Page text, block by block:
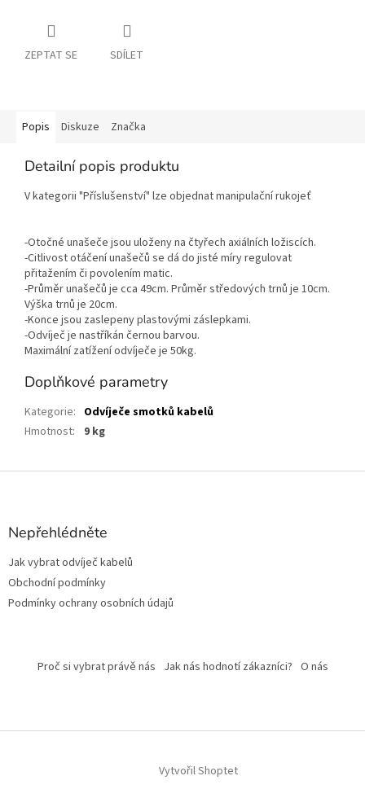
ZEPTAT SE SDÍLET
Popis Diskuze Značka
Detailní popis produktu
V kategorii "Příslušenství" lze objednat manipulační rukojeť
-Otočné unašeče jsou uloženy na čtyřech axiálních ložiscích.
-Citlivost otáčení unašečů se dá do jisté míry regulovat
přitažením či povolením matic.
-Průměr unašečů je cca 49cm. Průměr středových trnů je 10cm.
Výška trnů je 20cm.
-Konce jsou zaslepeny plastovými záslepkami.
-Odvíječ je nastříkán černou barvou.
Maximální zatížení odvíječe je 50kg.
Doplňkové parametry
Kategorie: Odvíječe smotků kabelů
Hmotnost: 9 kg
Z
Nepřehlédněte
Jak vybrat odvíječ kabelů
Obchodní podmínky
Podmínky ochrany osobních údajů
Proč si vybrat právě nás Jak nás hodnotí zákazníci? O nás
Vytvořil Shoptet